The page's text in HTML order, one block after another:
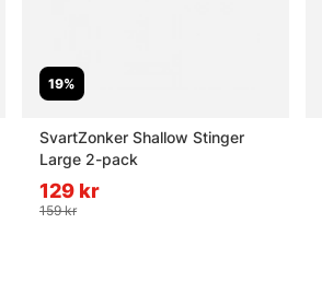
19%
SvartZonker Shallow Stinger
Large 2-pack
129 kr
159 kr